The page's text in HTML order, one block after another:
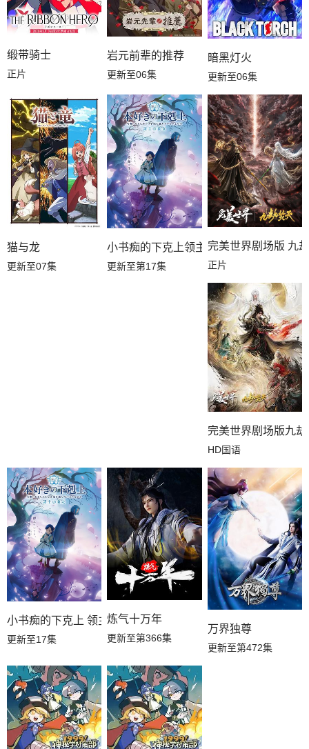
缎带骑士
正片
岩元前辈的推荐
更新至06集
暗黑灯火
更新至06集
猫与龙
更新至07集
小书痴的下克上领主的养女
更新至第17集
完美世界剧场版 九
正片
完美世界剧场版九
HD国语
小书痴的下克上 领主的养女
更新至17集
炼气十万年
更新至第366集
万界独尊
更新至第472集